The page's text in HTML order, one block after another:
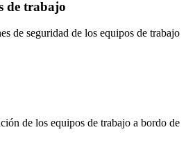
de trabajo
de seguridad de los equipos de trabajo
de los equipos de trabajo a bordo de